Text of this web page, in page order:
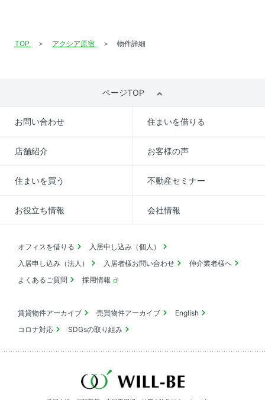
TOP アクシア原宿 物件詳細
ページTOP
お問い合わせ 住まいを借りる
店舗紹介 お客様の声
住まいを買う 不動産セミナー
お役立ち情報 会社情報
オフィスを借りる
入居申し込み（個人）
入居申し込み（法人）
入居者様お問い合わせ
仲介業者様へ
よくあるご質問
採用情報
賃貸物件アーカイブ 売買物件アーカイブ
English
コロナ対応
SDGsの取り組み